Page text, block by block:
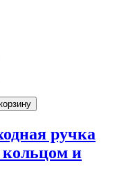
ручка
кольцом и